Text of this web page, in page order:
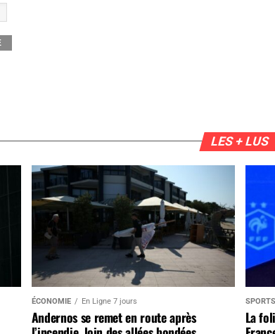
LES + LUS
ÉCONOMIE En Ligne 7 jours
Andernos se remet en route après
SPORTS
La